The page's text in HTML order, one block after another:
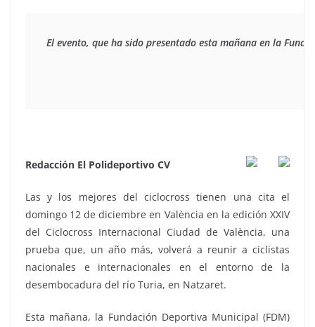
El evento, que ha sido presentado esta mañana en la
Redacción El Polideportivo CV
Las y los mejores del ciclocross tienen una cita el
domingo 12 de diciembre en València en la edición XXIV
del Ciclocross Internacional Ciudad de València, una
prueba que, un año más, volverá a reunir a ciclistas
nacionales e internacionales en el entorno de la
desembocadura del río Turia, en Natzaret.
Esta mañana, la Fundación Deportiva Municipal (FDM)